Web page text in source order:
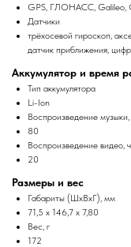
GPS, ГЛОНАСС, Galileo,
Датчики
трёхосевой гироскоп,
датчик приближения,
Аккумулятор и время
Тип аккумулятора
Li-Ion
Воспроизведение музыки,
80
Воспроизведение видео, ч
20
Размеры и вес
Габариты (ШxВxГ), мм
71,5 x 146,7 x 7,80
Вес, г
172